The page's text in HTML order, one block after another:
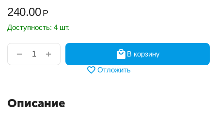
240.00 Р
Доступность: 4 шт.
+
−
В корзину
Отложить
Описание